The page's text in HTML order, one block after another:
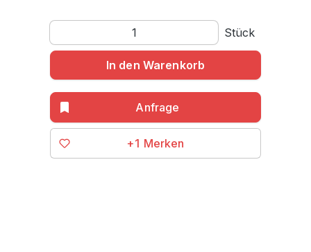
Produkt Anzahl: Gib den gewünschten Wert ein
Stück
In den Warenkorb
+1